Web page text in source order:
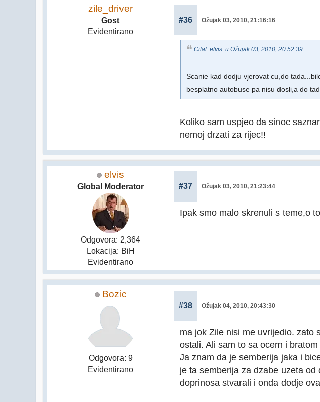
zile_driver
Gost
Evidentirano
#36 Ožujak 03, 2010, 21:16:16
Citat: elvis u Ožujak 03, 2010, 20:52:39
Scanie kad dodju vjerovat cu,do
besplatno autobuse pa nisu dosli,a do
Koliko sam uspjeo da sinoc
nemoj drzati za rijec!!
elvis
Global Moderator
Odgovora: 2,364
Lokacija: BiH
Evidentirano
#37 Ožujak 03, 2010, 21:23:44
Ipak smo malo skrenuli s teme,o
Bozic
Odgovora: 9
Evidentirano
#38 Ožujak 04, 2010, 20:43:30
ma jok Zile nisi me uvrijedio. zato
ostali. Ali sam to sa ocem i
Ja znam da je semberija jaka i
je ta semberija za dzabe uzeta
doprinosa stvarali i onda dodje